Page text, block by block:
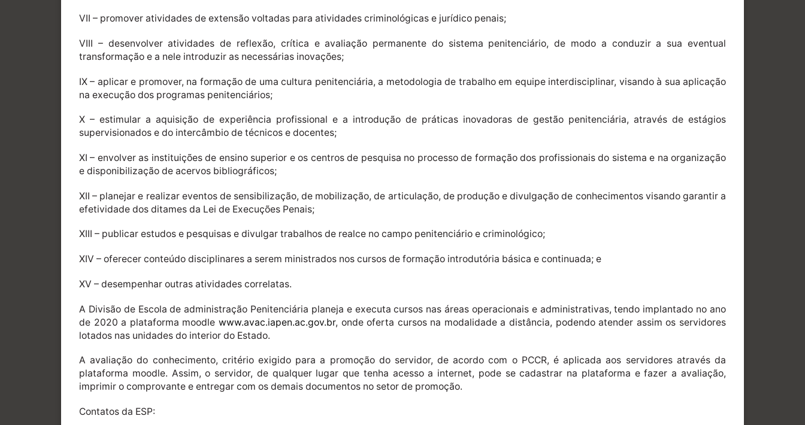
VII – promover atividades de extensão voltadas para atividades criminológicas e jurídico penais;
VIII – desenvolver atividades de reflexão, crítica e avaliação permanente do sistema penitenciário, de modo a conduzir a sua eventual
transformação e a nele introduzir as necessárias inovações;
IX – aplicar e promover, na formação de uma cultura penitenciária, a metodologia de trabalho em equipe interdisciplinar, visando à sua aplicação
na execução dos programas penitenciários;
X – estimular a aquisição de experiência profissional e a introdução de práticas inovadoras de gestão penitenciária, através de estágios
supervisionados e do intercâmbio de técnicos e docentes;
XI – envolver as instituições de ensino superior e os centros de pesquisa no processo de formação dos profissionais do sistema e na organização
e disponibilização de acervos bibliográficos;
XII – planejar e realizar eventos de sensibilização, de mobilização, de articulação, de produção e divulgação de conhecimentos visando garantir a
efetividade dos ditames da Lei de Execuções Penais;
XIII – publicar estudos e pesquisas e divulgar trabalhos de realce no campo penitenciário e criminológico;
XIV – oferecer conteúdo disciplinares a serem ministrados nos cursos de formação introdutória básica e continuada; e
XV – desempenhar outras atividades correlatas.
A Divisão de Escola de administração Penitenciária planeja e executa cursos nas áreas operacionais e administrativas, tendo implantado no ano
de 2020 a plataforma moodle www.avac.iapen.ac.gov.br, onde oferta cursos na modalidade a distância, podendo atender assim os servidores
lotados nas unidades do interior do Estado.
A avaliação do conhecimento, critério exigido para a promoção do servidor, de acordo com o PCCR, é aplicada aos servidores através da
plataforma moodle. Assim, o servidor, de qualquer lugar que tenha acesso a internet, pode se cadastrar na plataforma e fazer a avaliação,
imprimir o comprovante e entregar com os demais documentos no setor de promoção.
Contatos da ESP: